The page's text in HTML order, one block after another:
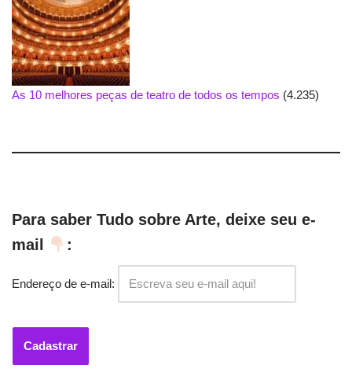
As 10 melhores peças de teatro de todos os tempos (4.235)
Para saber Tudo sobre Arte, deixe seu e-
mail
:
Endereço de e-mail: